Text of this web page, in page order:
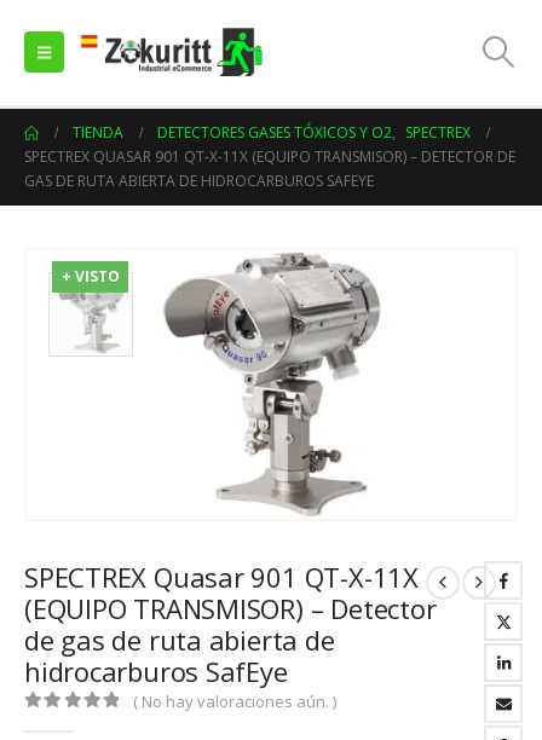
TIENDA DETECTORES GASES TÓXICOS Y O2, SPECTREX
SPECTREX QUASAR 901 QT-X-11X (EQUIPO TRANSMISOR) – DETECTOR DE
GAS DE RUTA ABIERTA DE HIDROCARBUROS SAFEYE
+ VISTO
SPECTREX Quasar 901 QT-X-11X
(EQUIPO TRANSMISOR) – Detector
de gas de ruta abierta de
hidrocarburos SafEye
( No hay valoraciones aún. )